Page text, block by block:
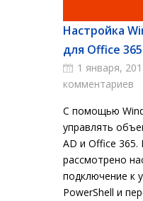
Настройка
для Office 365
1 января,
комментариев
С помощью
управлять
AD и Office 365.
рассмотрено
подключение к
PowerShell и